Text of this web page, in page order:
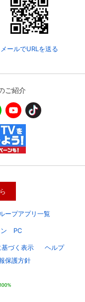
絡先、パスワード 、クレ
の変更が可能です。
メールでURLを送る
ご紹介
ープアプリ一覧
PC
づく表示
ヘルプ
保護方針